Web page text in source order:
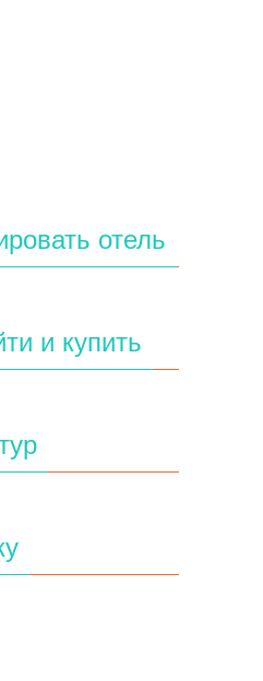
отель
и купить